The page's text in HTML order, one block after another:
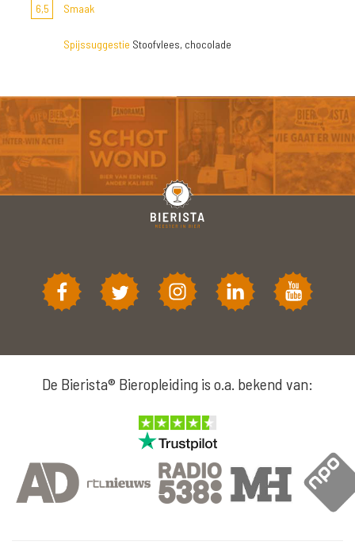
6,5 Smaak
Spijssuggestie Stoofvlees, chocolade
De Bierista® Bieropleiding is o.a. bekend van: